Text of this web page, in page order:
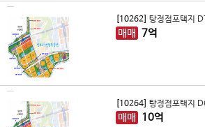
[10262] 탕정점포택지
매매 7억
[10264] 탕정점포택지
매매 10억